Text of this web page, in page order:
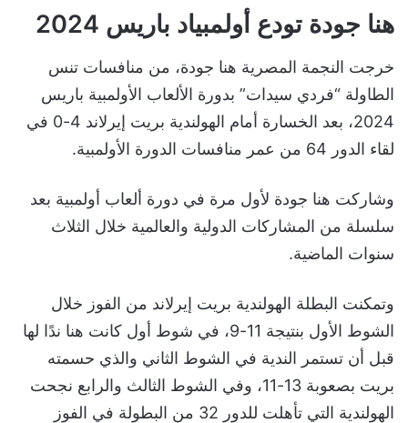
هنا جودة تودع أولمبياد باريس 2024
خرجت النجمة المصرية هنا جودة، من منافسات تنس
الطاولة “فردي سيدات” بدورة الألعاب الأولمبية باريس
2024، بعد الخسارة أمام الهولندية بريت إيرلاند 4-0 في
لقاء الدور 64 من عمر منافسات الدورة الأولمبية.
وشاركت هنا جودة لأول مرة في دورة ألعاب أولمبية بعد
سلسلة من المشاركات الدولية والعالمية خلال الثلاث
سنوات الماضية.
وتمكنت البطلة الهولندية بريت إيرلاند من الفوز خلال
الشوط الأول بنتيجة 11-9، في شوط أول كانت هنا ندًا لها
قبل أن تستمر الندية في الشوط الثاني والذي حسمته
بريت بصعوبة 13-11، وفي الشوط الثالث والرابع نجحت
الهولندية التي تأهلت للدور 32 من البطولة في الفوز